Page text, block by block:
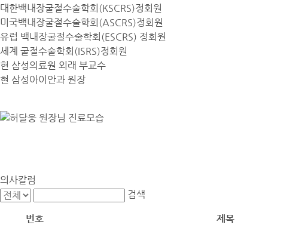
대한백내장굴절수술학회(KSCRS)정회원
미국백내장굴절수술학회(ASCRS)정회원
유럽 백내장굴절수술학회(ESCRS) 정회원
세계 굴절수술학회(ISRS)정회원
현 삼성의료원 외래 부교수
현 삼성아이안과 원장
의사칼럼
검색
번호 제목